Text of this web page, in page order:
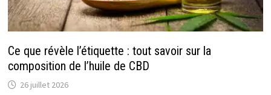
Ce que révèle l’étiquette : tout savoir sur la
composition de l’huile de CBD
26 juillet 2026